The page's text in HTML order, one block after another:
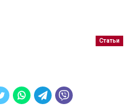
Статьи